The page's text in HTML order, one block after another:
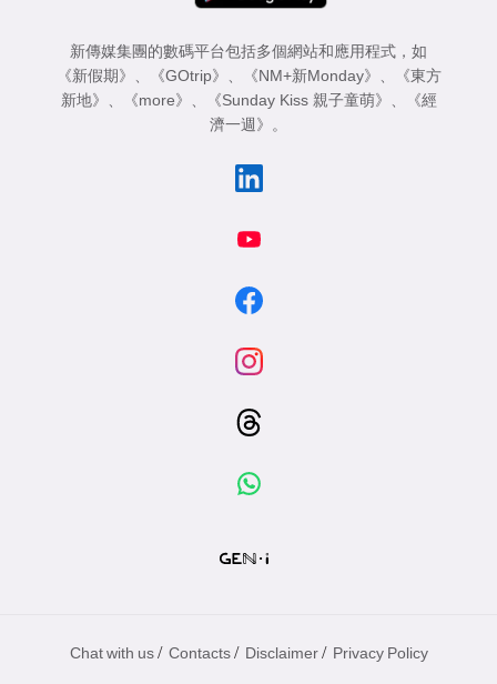
新傳媒集團的數碼平台包括多個網站和應用程式，如
《新假期》
《GOtrip》 《NM+新Monday》
《東方
新地》
《more》 《Sunday Kiss 親子童萌》
《經
濟一週》
。
Chat with us / Contacts / Disclaimer / Privacy Policy